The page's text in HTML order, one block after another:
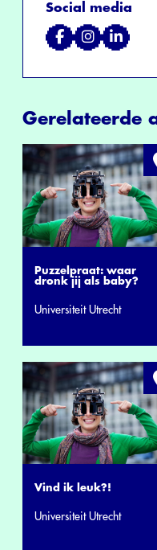
Social media
Gerelateerde
Puzzelpraat: waar
dronk jij als baby?
Universiteit Utrecht
Vind ik leuk?!
Universiteit Utrecht